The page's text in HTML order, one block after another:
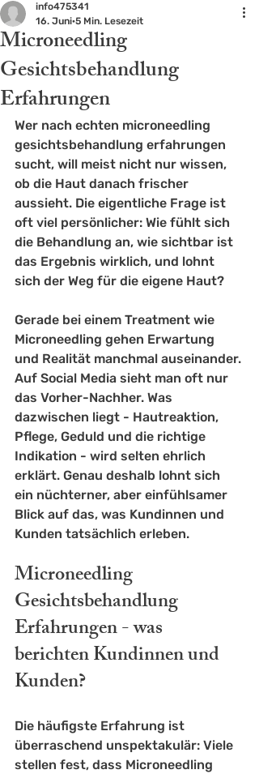
Microneedling
Gesichtsbehandlung
Erfahrungen
info475341
16. Juni 5 Min. Lesezeit
Wer nach echten microneedling
gesichtsbehandlung erfahrungen
sucht, will meist nicht nur wissen,
ob die Haut danach frischer
aussieht. Die eigentliche Frage ist
oft viel persönlicher: Wie fühlt sich
die Behandlung an, wie sichtbar ist
das Ergebnis wirklich, und lohnt
sich der Weg für die eigene Haut?
Gerade bei einem Treatment wie
Microneedling gehen Erwartung
und Realität manchmal auseinander.
Auf Social Media sieht man oft nur
das Vorher-Nachher. Was
dazwischen liegt - Hautreaktion,
Pflege, Geduld und die richtige
Indikation - wird selten ehrlich
erklärt. Genau deshalb lohnt sich
ein nüchterner, aber einfühlsamer
Blick auf das, was Kundinnen und
Kunden tatsächlich erleben.
Microneedling
Gesichtsbehandlung
Erfahrungen - was
berichten Kundinnen und
Kunden?
Die häufigste Erfahrung ist
überraschend unspektakulär: Viele
stellen fest, dass Microneedling